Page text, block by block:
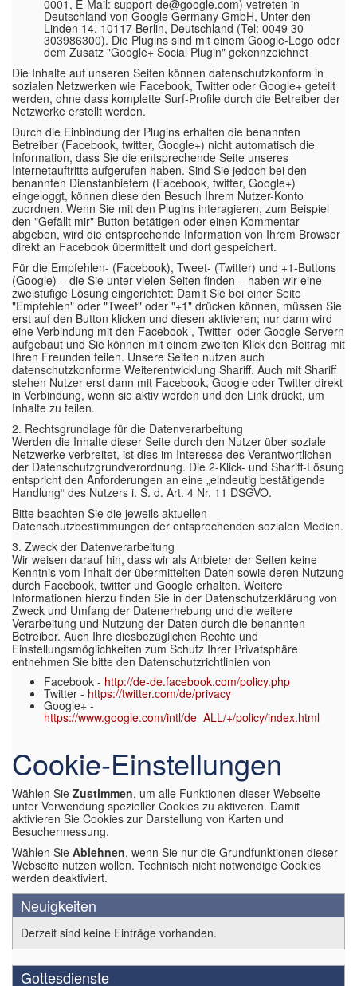
0001, E-Mail: support-de@google.com) vetreten in
Deutschland von Google Germany GmbH, Unter den
Linden 14, 10117 Berlin, Deutschland (Tel: 0049 30
303986300). Die Plugins sind mit einem Google-Logo oder
dem Zusatz "Google+ Social Plugin" gekennzeichnet
Die Inhalte auf unseren Seiten können datenschutzkonform in
sozialen Netzwerken wie Facebook, Twitter oder Google+ geteilt
werden, ohne dass komplette Surf-Profile durch die Betreiber der
Netzwerke erstellt werden.
Durch die Einbindung der Plugins erhalten die benannten
Betreiber (Facebook, twitter, Google+) nicht automatisch die
Information, dass Sie die entsprechende Seite unseres
Internetauftritts aufgerufen haben. Sind Sie jedoch bei den
benannten Dienstanbietern (Facebook, twitter, Google+)
eingeloggt, können diese den Besuch Ihrem Nutzer-Konto
zuordnen. Wenn Sie mit den Plugins interagieren, zum Beispiel
den "Gefällt mir" Button betätigen oder einen Kommentar
abgeben, wird die entsprechende Information von Ihrem Browser
direkt an Facebook übermittelt und dort gespeichert.
Für die Empfehlen- (Facebook), Tweet- (Twitter) und +1-Buttons
(Google) – die Sie unter vielen Seiten finden – haben wir eine
zweistufige Lösung eingerichtet: Damit Sie bei einer Seite
"Empfehlen" oder "Tweet" oder "+1" drücken können, müssen Sie
erst auf den Button klicken und diesen aktivieren; nur dann wird
eine Verbindung mit den Facebook-, Twitter- oder Google-Servern
aufgebaut und Sie können mit einem zweiten Klick den Beitrag mit
Ihren Freunden teilen. Unsere Seiten nutzen auch
datenschutzkonforme Weiterentwicklung Shariff. Auch mit Shariff
stehen Nutzer erst dann mit Facebook, Google oder Twitter direkt
in Verbindung, wenn sie aktiv werden und den Link drückt, um
Inhalte zu teilen.
2. Rechtsgrundlage für die Datenverarbeitung
Werden die Inhalte dieser Seite durch den Nutzer über soziale
Netzwerke verbreitet, ist dies im Interesse des Verantwortlichen
der Datenschutzgrundverordnung. Die 2-Klick- und Shariff-Lösung
entspricht den Anforderungen an eine „eindeutig bestätigende
Handlung“ des Nutzers i. S. d. Art. 4 Nr. 11 DSGVO.
Bitte beachten Sie die jeweils aktuellen
Datenschutzbestimmungen der entsprechenden sozialen Medien.
3. Zweck der Datenverarbeitung
Wir weisen darauf hin, dass wir als Anbieter der Seiten keine
Kenntnis vom Inhalt der übermittelten Daten sowie deren Nutzung
durch Facebook, twitter und Google erhalten. Weitere
Informationen hierzu finden Sie in der Datenschutzerklärung von
Zweck und Umfang der Datenerhebung und die weitere
Verarbeitung und Nutzung der Daten durch die benannten
Betreiber. Auch Ihre diesbezüglichen Rechte und
Einstellungsmöglichkeiten zum Schutz Ihrer Privatsphäre
entnehmen Sie bitte den Datenschutzrichtlinien von
Facebook - http://de-de.facebook.com/policy.php
Twitter - https://twitter.com/de/privacy
Google+ -
https://www.google.com/intl/de_ALL/+/policy/index.html
Cookie-Einstellungen
Wählen Sie Zustimmen, um alle Funktionen dieser Webseite
unter Verwendung spezieller Cookies zu aktiveren. Damit
aktivieren Sie Cookies zur Darstellung von Karten und
Besuchermessung.
Wählen Sie Ablehnen, wenn Sie nur die Grundfunktionen dieser
Webseite nutzen wollen. Technisch nicht notwendige Cookies
werden deaktiviert.
Neuigkeiten
Derzeit sind keine Einträge vorhanden.
Gottesdienste